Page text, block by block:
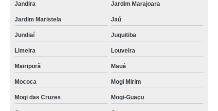
Jandira Jardim Marajoara
Jardim Maristela Jaú
Jundiaí Juquitiba
Limeira Louveira
Mairiporã Mauá
Mococa Mogi Mirim
Mogi das Cruzes Mogi-Guaçu